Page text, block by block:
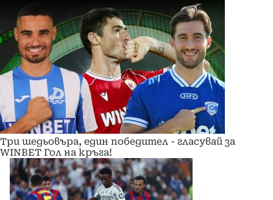
Три шедьовъра, един победител - гласувай за
WINBET Гол на кръга!